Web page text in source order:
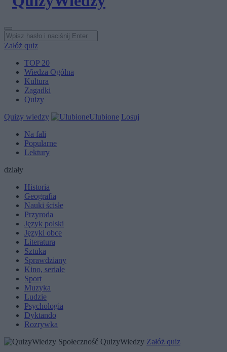
Załóż quiz
TOP 20
Wiedza Ogólna
Kultura
Zagadki
Quizy
Quizy wiedzy
Ulubione Losuj
Na fali
Popularne
Lektury
działy
Historia
Geografia
Nauki ścisłe
Przyroda
Język polski
Języki obce
Literatura
Sztuka
Sprawdziany
Kino, seriale
Sport
Muzyka
Ludzie
Psychologia
Dyktando
Rozrywka
Społeczność QuizyWiedzy Załóż quiz